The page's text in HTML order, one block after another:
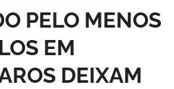
PELO MENOS
EM
DEIXAM